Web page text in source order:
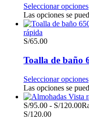
Seleccionar opciones
Las opciones se
rápida
S/65.00
Toalla de baño
Seleccionar opciones
Las opciones se
Vista
S/95.00 - S/120.00
S/120.00